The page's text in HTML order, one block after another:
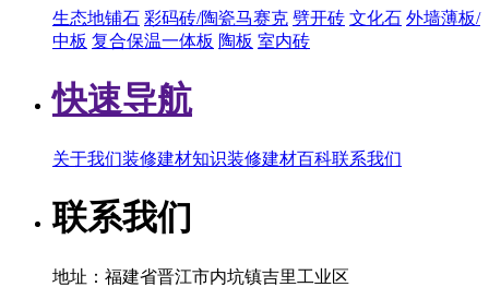
生态地铺石 彩码砖/陶瓷马赛克 劈开砖 文化石 外墙薄板/
中板 复合保温一体板 陶板 室内砖
快速导航
关于我们装修建材知识装修建材百科联系我们
联系我们
地址：福建省晋江市内坑镇吉里工业区